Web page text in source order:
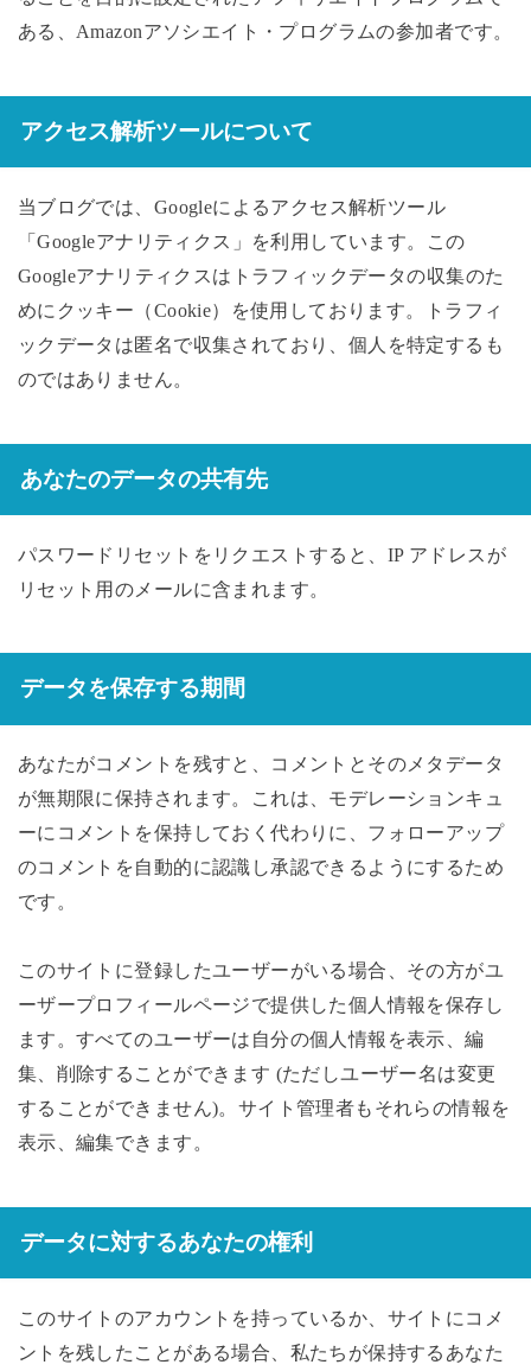
ある、Amazonアソシエイト・プログラムの参加者です。
アクセス解析ツールについて
当ブログでは、Googleによるアクセス解析ツール
「Googleアナリティクス」を利用しています。この
Googleアナリティクスはトラフィックデータの収集のた
めにクッキー（Cookie）を使用しております。トラフィ
ックデータは匿名で収集されており、個人を特定するも
のではありません。
あなたのデータの共有先
パスワードリセットをリクエストすると、IP アドレスが
リセット用のメールに含まれます。
データを保存する期間
あなたがコメントを残すと、コメントとそのメタデータ
が無期限に保持されます。これは、モデレーションキュ
ーにコメントを保持しておく代わりに、フォローアップ
のコメントを自動的に認識し承認できるようにするため
です。
このサイトに登録したユーザーがいる場合、その方がユ
ーザープロフィールページで提供した個人情報を保存し
ます。すべてのユーザーは自分の個人情報を表示、編
集、削除することができます (ただしユーザー名は変更
することができません)。サイト管理者もそれらの情報を
表示、編集できます。
データに対するあなたの権利
このサイトのアカウントを持っているか、サイトにコメ
ントを残したことがある場合、私たちが保持するあなた